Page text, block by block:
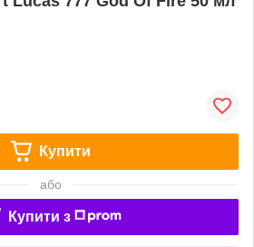
Купити
або
Купити з